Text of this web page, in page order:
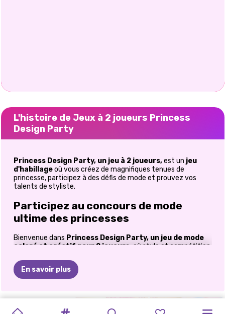
L'histoire de Jeux à 2 joueurs Princess
Design Party
Princess Design Party, un jeu à 2 joueurs,est un jeu
d'habillageoù vous créez de magnifiques tenues de
princesse, participez à des défis de mode et prouvez vos
talents de styliste.
Participez au concours de mode
ultime des princesses
Bienvenue dans Princess Design Party, un jeu de mode
coloré et créatif pour 2 joueurs, où style et compétition
de princesses
, les défis mode et la création de tenues
originales, ce jeu vous offre tout ce qu'il faut pour des heures
de divertissement. Plongez dans un univers glamour rempli
style palpitants. Que vous préfériez jouer en solo ou défier un
ami, chaque manche vous donne l'occasion de créer de
En savoir plus
HABILLAGE
CONCOURS COMBAT
CONCOURS BATAILLE